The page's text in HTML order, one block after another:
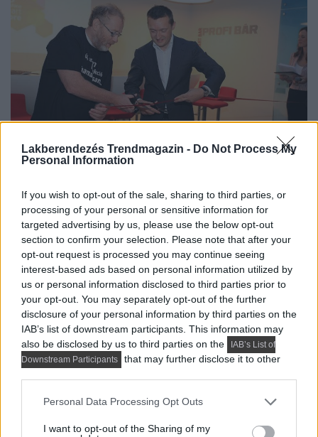
Lakberendezés Trendmagazin - Do Not Process My
Personal Information
If you wish to opt-out of the sale, sharing to third parties, or
processing of your personal or sensitive information for
targeted advertising by us, please use the below opt-out
section to confirm your selection. Please note that after your
opt-out request is processed you may continue seeing
interest-based ads based on personal information utilized by
us or personal information disclosed to third parties prior to
your opt-out. You may separately opt-out of the further
disclosure of your personal information by third parties on the
IAB’s list of downstream participants. This information may
also be disclosed by us to third parties on the
IAB’s List of
Downstream Participants
that may further disclose it to other
Please note that this website/app uses one or more Google
not limited to your visit or usage behaviour. You may click to
Personal Data Processing Opt Outs
I want to opt-out of the Sharing of my